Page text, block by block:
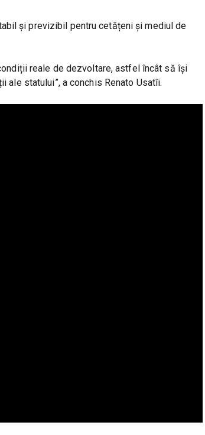
și previzibil pentru cetățeni și mediul de
reale de dezvoltare, astfel încât să își
statului”, a conchis Renato Usatîi.